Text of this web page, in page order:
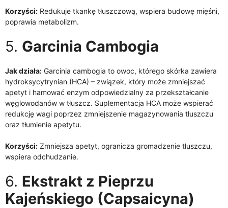
Korzyści: Redukuje tkankę tłuszczową, wspiera budowę mięśni,
poprawia metabolizm.
5. Garcinia Cambogia
Jak działa: Garcinia cambogia to owoc, którego skórka zawiera
hydroksycytrynian (HCA) – związek, który może zmniejszać
apetyt i hamować enzym odpowiedzialny za przekształcanie
węglowodanów w tłuszcz. Suplementacja HCA może wspierać
redukcję wagi poprzez zmniejszenie magazynowania tłuszczu
oraz tłumienie apetytu.
Korzyści: Zmniejsza apetyt, ogranicza gromadzenie tłuszczu,
wspiera odchudzanie.
6. Ekstrakt z Pieprzu
Kajeńskiego (Capsaicyna)